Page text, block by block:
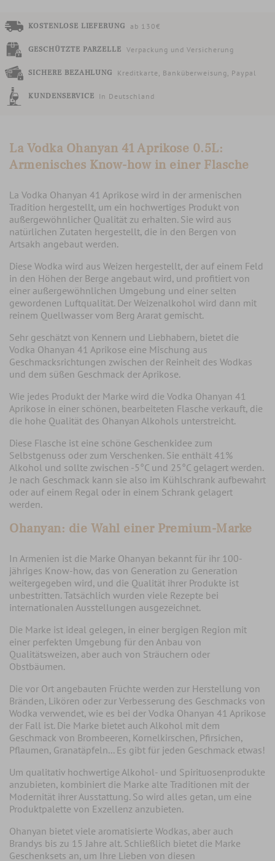
KOSTENLOSE LIEFERUNG ab 130€
GESCHÜTZTE PARZELLE Verpackung und Versicherung
SICHERE BEZAHLUNG Kreditkarte, Banküberweisung, Paypal
KUNDENSERVICE In Deutschland
La Vodka Ohanyan 41 Aprikose 0.5L:
Armenisches Know-how in einer Flasche
La Vodka Ohanyan 41 Aprikose wird in der armenischen
Tradition hergestellt, um ein hochwertiges Produkt von
außergewöhnlicher Qualität zu erhalten. Sie wird aus
natürlichen Zutaten hergestellt, die in den Bergen von
Artsakh angebaut werden.
Diese Wodka wird aus Weizen hergestellt, der auf einem Feld
in den Höhen der Berge angebaut wird, und profitiert von
einer außergewöhnlichen Umgebung und einer selten
gewordenen Luftqualität. Der Weizenalkohol wird dann mit
reinem Quellwasser vom Berg Ararat gemischt.
Sehr geschätzt von Kennern und Liebhabern, bietet die
Vodka Ohanyan 41 Aprikose eine Mischung aus
Geschmacksrichtungen zwischen der Reinheit des Wodkas
und dem süßen Geschmack der Aprikose.
Wie jedes Produkt der Marke wird die Vodka Ohanyan 41
Aprikose in einer schönen, bearbeiteten Flasche verkauft, die
die hohe Qualität des Ohanyan Alkohols unterstreicht.
Diese Flasche ist eine schöne Geschenkidee zum
Selbstgenuss oder zum Verschenken. Sie enthält 41%
Alkohol und sollte zwischen -5°C und 25°C gelagert werden.
Je nach Geschmack kann sie also im Kühlschrank aufbewahrt
oder auf einem Regal oder in einem Schrank gelagert
werden.
Ohanyan: die Wahl einer Premium-Marke
In Armenien ist die Marke Ohanyan bekannt für ihr 100-
jähriges Know-how, das von Generation zu Generation
weitergegeben wird, und die Qualität ihrer Produkte ist
unbestritten. Tatsächlich wurden viele Rezepte bei
internationalen Ausstellungen ausgezeichnet.
Die Marke ist ideal gelegen, in einer bergigen Region mit
einer perfekten Umgebung für den Anbau von
Qualitätsweizen, aber auch von Sträuchern oder
Obstbäumen.
Die vor Ort angebauten Früchte werden zur Herstellung von
Bränden, Likören oder zur Verbesserung des Geschmacks von
Wodka verwendet, wie es bei der Vodka Ohanyan 41 Aprikose
der Fall ist. Die Marke bietet auch Alkohol mit dem
Geschmack von Brombeeren, Kornelkirschen, Pfirsichen,
Pflaumen, Granatäpfeln... Es gibt für jeden Geschmack etwas!
Um qualitativ hochwertige Alkohol- und Spirituosenprodukte
anzubieten, kombiniert die Marke alte Traditionen mit der
Modernität ihrer Ausstattung. So wird alles getan, um eine
Produktpalette von Exzellenz anzubieten.
Ohanyan bietet viele aromatisierte Wodkas, aber auch
Brandys bis zu 15 Jahre alt. Schließlich bietet die Marke
Geschenksets an, um Ihre Lieben von diesen